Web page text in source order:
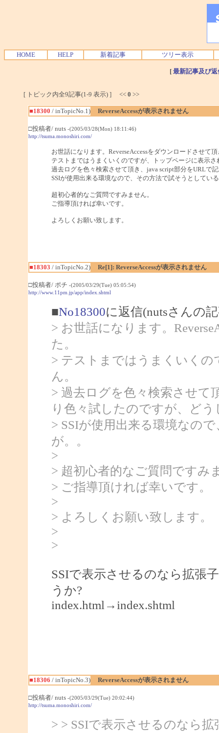
HOME HELP 新着記事 ツリー表示
[ 最新記事及び
[ トピック内全9記事(1-9 表示) ] << 0 >>
■18300 / inTopicNo.1) ReverseAccessが表示されません
□投稿者/ nuts -(2005/03/28(Mon) 18:11:46)
http://tsuma.monoshiri.com/
お世話になります。ReverseAccessをダウンロードさせて
テストまではうまくいくのですが、トップページに表示さ
過去ログを色々検索させて頂き、java script部分をURLで
SSIが使用出来る環境なので、その方法で試そうとしてい
超初心者的なご質問ですみません。
ご指導頂ければ幸いです。
よろしくお願い致します。
■18303 / inTopicNo.2) Re[1]: ReverseAccessが表示されません
□投稿者/ ポチ -(2005/03/29(Tue) 05:05:54)
http://www.11pm.jp/app/index.shtml
■No18300に返信(nutsさんの
> お世話になります。
た。
> テストまではうまくいく
ん。
> 過去ログを色々検索させて
り色々試したのですが、ど
> SSIが使用出来る環境なの
が。。
>
> 超初心者的なご質問ですみ
> ご指導頂ければ幸いです。
>
> よろしくお願い致します。
>
>
SSIで表示させるのなら拡張
うか?
index.html→index.shtml
■18306 / inTopicNo.3) ReverseAccessが表示されません
□投稿者/ nuts -(2005/03/29(Tue) 20:02:44)
http://tsuma.monoshiri.com/
> > SSIで表示させるのなら